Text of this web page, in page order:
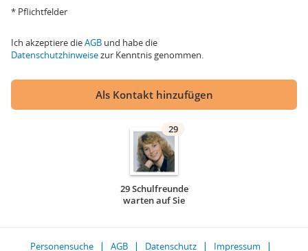
* Pflichtfelder
Ich akzeptiere dieAGB und habe die
Datenschutzhinweisezur Kenntnis genommen.
Als Kontakt hinzufügen
29
29 Schulfreunde
warten auf Sie
Personensuche AGB Datenschutz Impressum